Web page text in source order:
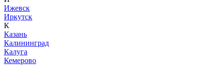
Ижевск
Иркутск
К
Казань
Калининград
Калуга
Кемерово